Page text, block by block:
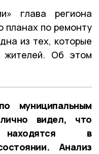
глава региона
планах по ремонту
из тех, которые
жителей. Об этом
муниципальным
видел, что
в
Анализ